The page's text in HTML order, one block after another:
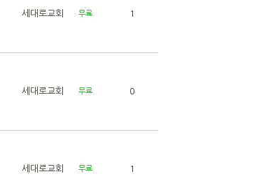
세대로교회 무료 1
세대로교회 무료 0
세대로교회 무료 1